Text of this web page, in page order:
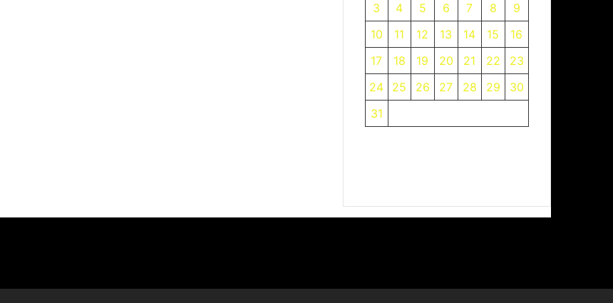
3
4 5 6 7 8
9
10
11 12 13 14 15
16
17
18 19 20 21 22
23
24
25 26 27 28 29
30
31